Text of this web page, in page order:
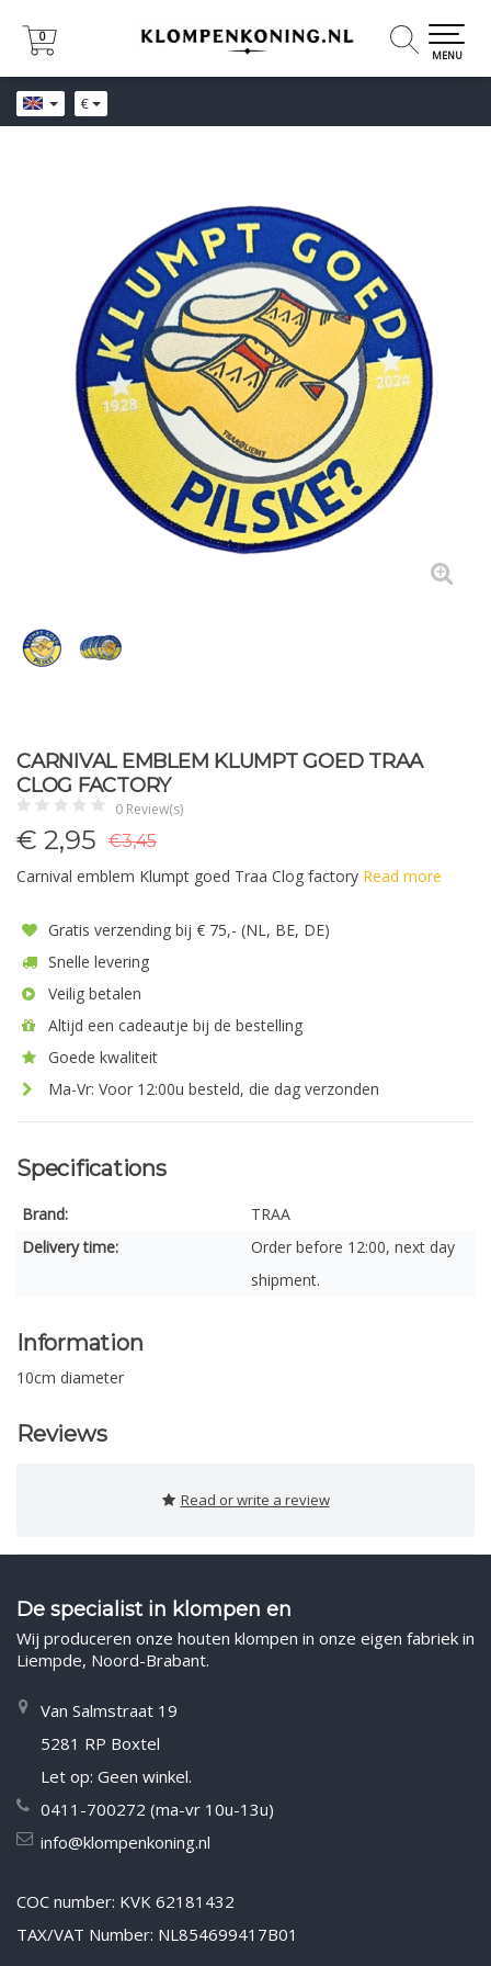
€
0
0
MENU
CARNIVAL EMBLEM KLUMPT GOED TRAA
CLOG FACTORY
0 Review(s)
€ 2,95
€3,45
Carnival emblem Klumpt goed Traa Clog factory Read more
Gratis verzending bij € 75,- (NL, BE, DE)
Snelle levering
Veilig betalen
Altijd een cadeautje bij de bestelling
Goede kwaliteit
Ma-Vr: Voor 12:00u besteld, die dag verzonden
Specifications
Brand:
TRAA
Delivery time:
Order before 12:00, next day
shipment.
Information
10cm diameter
Reviews
Read or write a review
De specialist in klompen en
Wij produceren onze houten klompen in onze eigen fabriek in
Liempde, Noord-Brabant.
Van Salmstraat 19
5281 RP Boxtel
Let op: Geen winkel.
0411-700272 (ma-vr 10u-13u)
info@klompenkoning.nl
COC number: KVK 62181432
TAX/VAT Number: NL854699417B01